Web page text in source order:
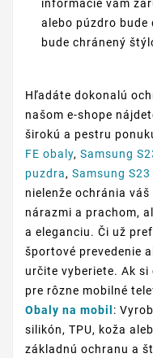
informácie vám
alebo púzdro bude
bude chránený
Hľadáte dokonalú
našom e-shope
širokú a pestru
FE obaly, Samsung
puzdra, Samsung
nielenže ochránia
nárazmi a prachom,
a eleganciu. Či už
športové prevedenie
určite vyberiete. Ak
pre rôzne mobilné
Obaly na mobil :
silikón, TPU, koža
základnú ochranu a